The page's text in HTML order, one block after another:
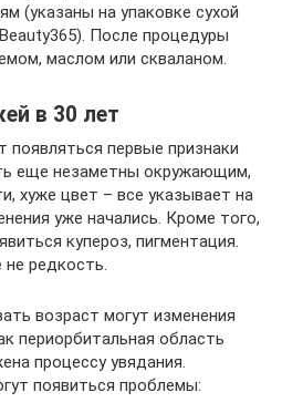
(указаны на упаковке сухой
После процедуры
маслом или скваланом.
в 30 лет
появляться первые признаки
еще незаметны окружающим,
хуже цвет – все указывает на
уже начались. Кроме того,
купероз, пигментация.
не редкость.
возраст могут изменения
периорбитальная область
процессу увядания.
появиться проблемы: